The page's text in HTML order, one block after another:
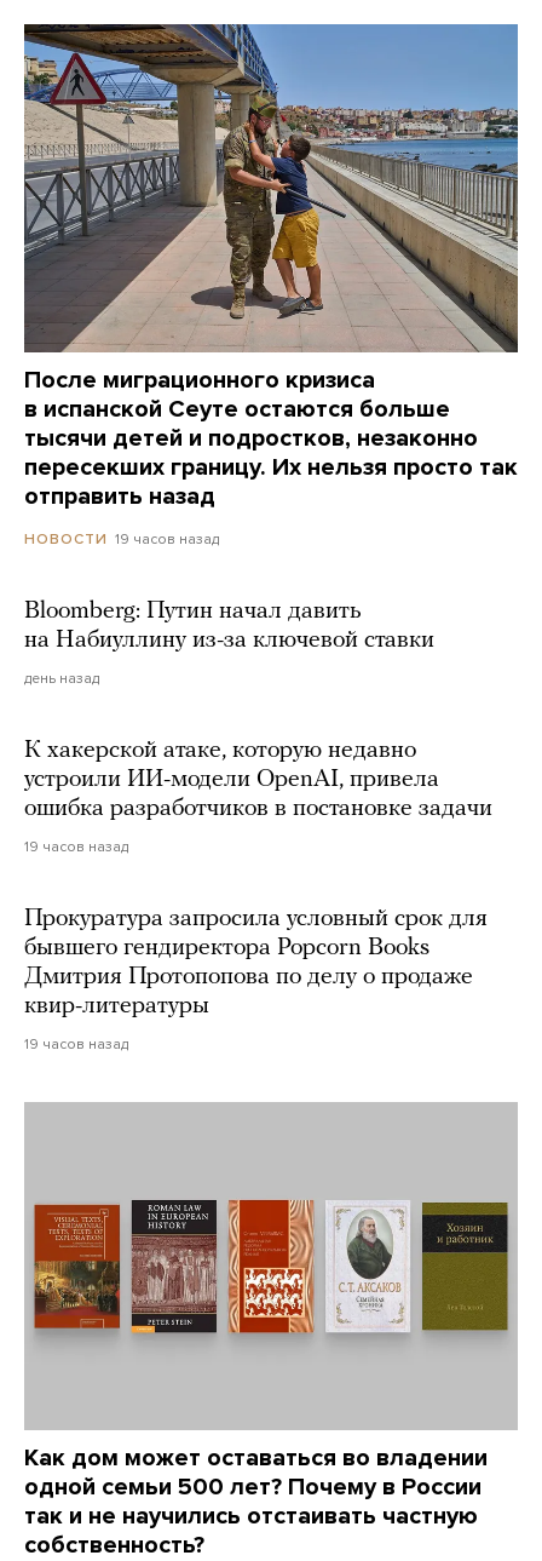
После миграционного кризиса
в испанской Сеуте остаются больше
тысячи детей и подростков, незаконно
пересекших границу. Их нельзя просто так
отправить назад
НОВОСТИ 19 часов назад
Bloomberg: Путин начал давить
на Набиуллину из-за ключевой ставки
день назад
К хакерской атаке, которую недавно
устроили ИИ-модели OpenAI, привела
ошибка разработчиков в постановке задачи
19 часов назад
Прокуратура запросила условный срок для
бывшего гендиректора Popcorn Books
Дмитрия Протопопова по делу о продаже
квир-литературы
19 часов назад
Как дом может оставаться во владении
одной семьи 500 лет? Почему в России
так и не научились отстаивать частную
собственность?